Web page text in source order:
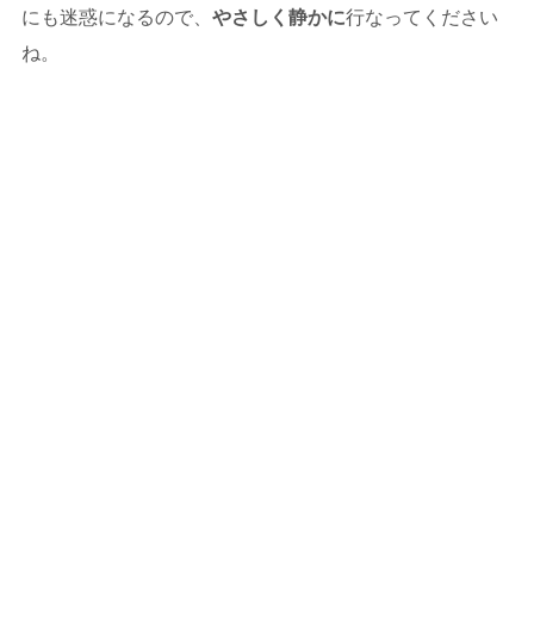
にも迷惑になるので、 やさしく静かに行なってください
ね。